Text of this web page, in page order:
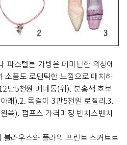
파스텔톤 가방은 페미닌한 의상에
소품도 로맨틱한 느낌으로 매치하
만5천원 베네통(위). 분홍색 호보
래).2. 목걸이 3만5천원 로질리.3.
쪽). 펌프스 가격미정 빈치스벤치
라우스와 플라워 프린트 스커트로